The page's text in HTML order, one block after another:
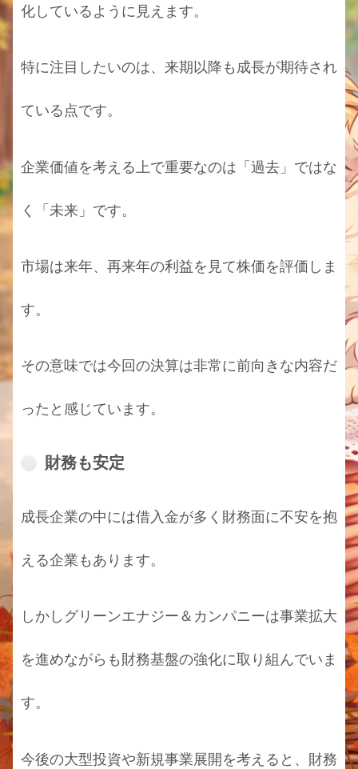
化しているように見えます。
特に注目したいのは、来期以降も成長が期待され
ている点です。
企業価値を考える上で重要なのは「過去」ではな
く「未来」です。
市場は来年、再来年の利益を見て株価を評価しま
す。
その意味では今回の決算は非常に前向きな内容だ
ったと感じています。
財務も安定
成長企業の中には借入金が多く財務面に不安を抱
える企業もあります。
しかしグリーンエナジー＆カンパニーは事業拡大
を進めながらも財務基盤の強化に取り組んでいま
す。
今後の大型投資や新規事業展開を考えると、財務